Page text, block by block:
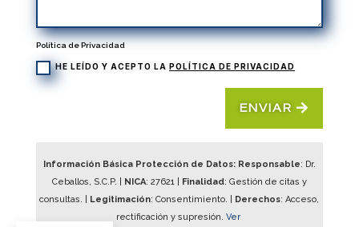
Política de Privacidad
HE LEÍDO Y ACEPTO LA POLÍTICA DE PRIVACIDAD
ENVIAR
Información Básica Protección de Datos: Responsable: Dr.
Ceballos, S.C.P. |
NICA: 27621| Finalidad: Gestión de citas y
consultas. |
Legitimación: Consentimiento. | Derechos: Acceso,
rectificación y supresión. Ver